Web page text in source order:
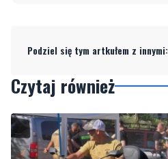
Podziel się tym artkułem z innymi:
Czytaj również